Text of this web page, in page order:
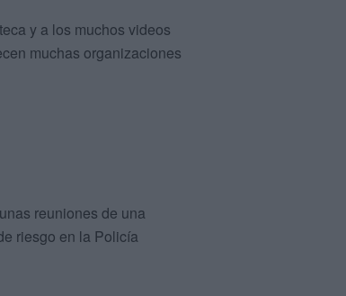
y a los muchos videos
muchas organizaciones
reuniones de una
riesgo en la Policía